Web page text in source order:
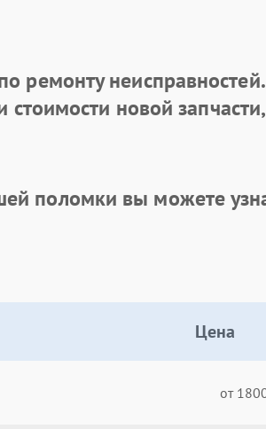
ремонту
новой
поломки вы можете
Цена
от